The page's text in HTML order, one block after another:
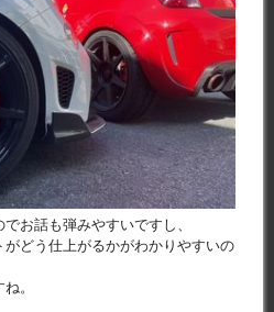
お話も弾みやすいですし、
どう仕上がるかがわかりやすいの
。